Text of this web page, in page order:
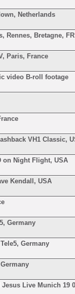
Netherlands
Rennes, Bretagne, FR
Paris, France
video B-roll footage
VH1 Classic,
on Night Flight, USA
Kendall, USA
Germany
Germany
Live Munich 19